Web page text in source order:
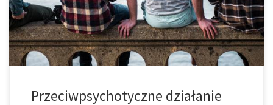
przepisywane leki o wielu skutkach ubocznych. Badania poddane
przeglądowi oraz opublikowane w czasopiśmie Maastricht
Student Journal of Psychology […]
Przeciwpsychotyczne działanie